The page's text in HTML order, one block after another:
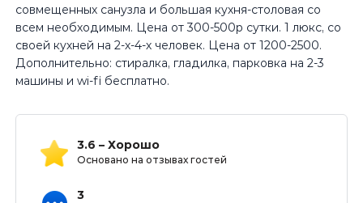
совмещенных санузла и большая кухня-столовая со
всем необходимым. Цена от 300-500р сутки. 1 люкс, со
своей кухней на 2-х-4-х человек. Цена от 1200-2500.
Дополнительно: стиралка, гладилка, парковка на 2-3
машины и wi-fi бесплатно.
3.6 – Хорошо
Основано на отзывах гостей
3